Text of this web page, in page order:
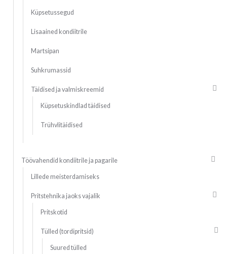
Küpsetussegud
Lisaained kondiitrile
Martsipan
Suhkrumassid
Täidised ja valmiskreemid
Küpsetuskindlad täidised
Trühvlitäidised
Töövahendid kondiitrile ja pagarile
Lillede meisterdamiseks
Pritstehnika jaoks vajalik
Pritskotid
Tülled (tordipritsid)
Suured tülled